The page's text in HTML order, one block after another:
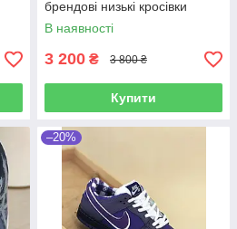
брендові низькі кросівки
преміата для спорту та
відпочинку
В наявності
3 200 ₴ 3 800 ₴
Купити
–20%